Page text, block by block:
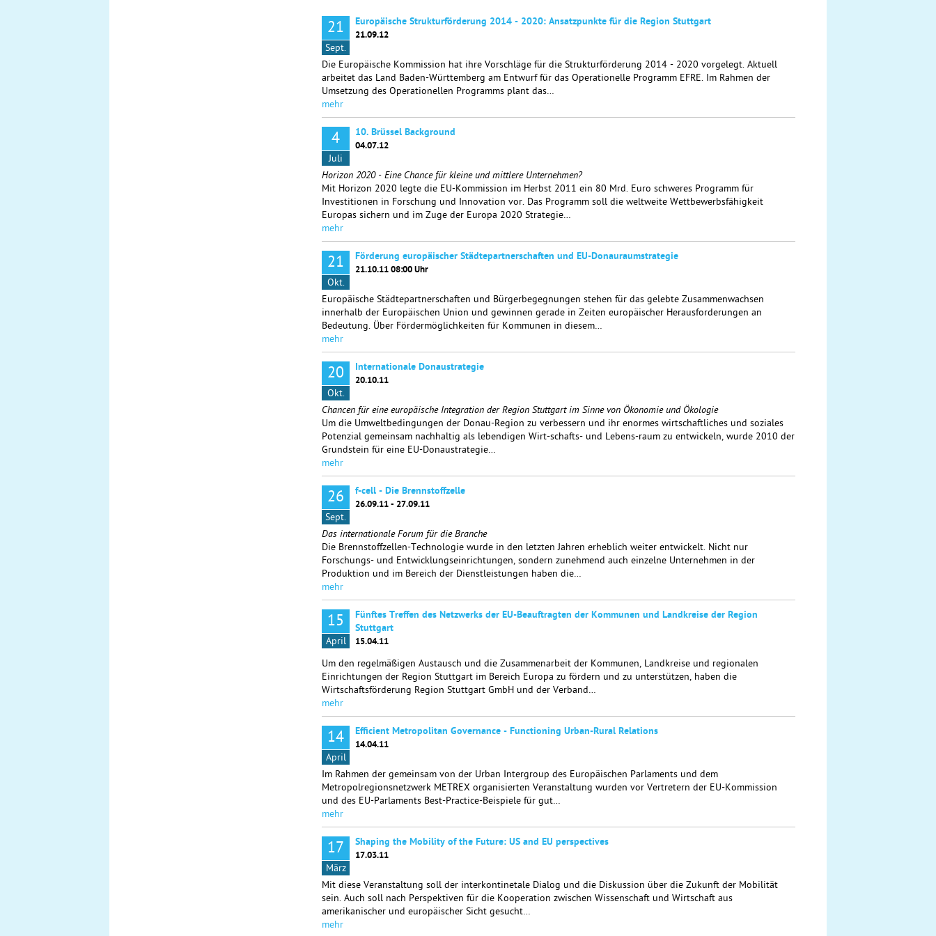
21
Sept.
Europäische Strukturförderung 2014 - 2020: Ansatzpunkte für die Region Stuttgart
21.09.12
Die Europäische Kommission hat ihre Vorschläge für die Strukturförderung 2014 - 2020 vorgelegt. Aktuell
arbeitet das Land Baden-Württemberg am Entwurf für das Operationelle Programm EFRE. Im Rahmen der
Umsetzung des Operationellen Programms plant das…
mehr
4
Juli
10. Brüssel Background
04.07.12
Horizon 2020 - Eine Chance für kleine und mittlere Unternehmen?
Mit Horizon 2020 legte die EU-Kommission im Herbst 2011 ein 80 Mrd. Euro schweres Programm für
Investitionen in Forschung und Innovation vor. Das Programm soll die weltweite Wettbewerbsfähigkeit
Europas sichern und im Zuge der Europa 2020 Strategie…
mehr
21
Okt.
Förderung europäischer Städtepartnerschaften und EU-Donauraumstrategie
21.10.11 08:00 Uhr
Europäische Städtepartnerschaften und Bürgerbegegnungen stehen für das gelebte Zusammenwachsen
innerhalb der Europäischen Union und gewinnen gerade in Zeiten europäischer Herausforderungen an
Bedeutung. Über Fördermöglichkeiten für Kommunen in diesem…
mehr
20
Okt.
Internationale Donaustrategie
20.10.11
Chancen für eine europäische Integration der Region Stuttgart im Sinne von Ökonomie und Ökologie
Um die Umweltbedingungen der Donau-Region zu verbessern und ihr enormes wirtschaftliches und soziales
Potenzial gemeinsam nachhaltig als lebendigen Wirt-schafts- und Lebens-raum zu entwickeln, wurde 2010 der
Grundstein für eine EU-Donaustrategie…
mehr
26
Sept.
f-cell - Die Brennstoffzelle
26.09.11 - 27.09.11
Das internationale Forum für die Branche
Die Brennstoffzellen-Technologie wurde in den letzten Jahren erheblich weiter entwickelt. Nicht nur
Forschungs- und Entwicklungseinrichtungen, sondern zunehmend auch einzelne Unternehmen in der
Produktion und im Bereich der Dienstleistungen haben die…
mehr
15
April
Fünftes Treffen des Netzwerks der EU-Beauftragten der Kommunen und Landkreise der Region
Stuttgart
15.04.11
Um den regelmäßigen Austausch und die Zusammenarbeit der Kommunen, Landkreise und regionalen
Einrichtungen der Region Stuttgart im Bereich Europa zu fördern und zu unterstützen, haben die
Wirtschaftsförderung Region Stuttgart GmbH und der Verband…
mehr
14
April
Efficient Metropolitan Governance - Functioning Urban-Rural Relations
14.04.11
Im Rahmen der gemeinsam von der Urban Intergroup des Europäischen Parlaments und dem
Metropolregionsnetzwerk METREX organisierten Veranstaltung wurden vor Vertretern der EU-Kommission
und des EU-Parlaments Best-Practice-Beispiele für gut…
mehr
17
März
Shaping the Mobility of the Future: US and EU perspectives
17.03.11
Mit diese Veranstaltung soll der interkontinetale Dialog und die Diskussion über die Zukunft der Mobilität
sein. Auch soll nach Perspektiven für die Kooperation zwischen Wissenschaft und Wirtschaft aus
amerikanischer und europäischer Sicht gesucht…
mehr